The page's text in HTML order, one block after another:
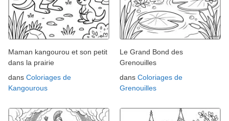
Maman kangourou et son petit
dans la prairie
dans Coloriages de
Kangourous
Le Grand Bond des
Grenouilles
dans Coloriages de
Grenouilles